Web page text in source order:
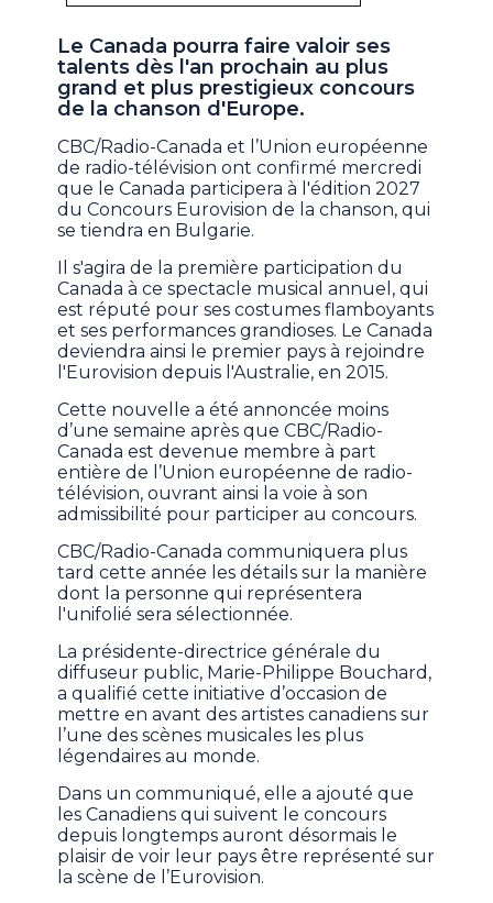
Le Canada pourra faire valoir ses
talents dès l'an prochain au plus
grand et plus prestigieux concours
de la chanson d'Europe.
CBC/Radio-Canada et l’Union européenne
de radio-télévision ont confirmé mercredi
que le Canada participera à l'édition 2027
du Concours Eurovision de la chanson, qui
se tiendra en Bulgarie.
Il s'agira de la première participation du
Canada à ce spectacle musical annuel, qui
est réputé pour ses costumes flamboyants
et ses performances grandioses. Le Canada
deviendra ainsi le premier pays à rejoindre
l'Eurovision depuis l'Australie, en 2015.
Cette nouvelle a été annoncée moins
d’une semaine après que CBC/Radio-
Canada est devenue membre à part
entière de l’Union européenne de radio-
télévision, ouvrant ainsi la voie à son
admissibilité pour participer au concours.
CBC/Radio-Canada communiquera plus
tard cette année les détails sur la manière
dont la personne qui représentera
l'unifolié sera sélectionnée.
La présidente-directrice générale du
diffuseur public, Marie-Philippe Bouchard,
a qualifié cette initiative d’occasion de
mettre en avant des artistes canadiens sur
l’une des scènes musicales les plus
légendaires au monde.
Dans un communiqué, elle a ajouté que
les Canadiens qui suivent le concours
depuis longtemps auront désormais le
plaisir de voir leur pays être représenté sur
la scène de l’Eurovision.